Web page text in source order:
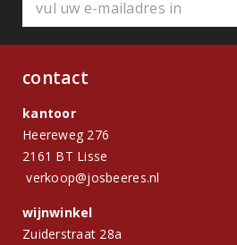
contact
kantoor
Heereweg 276
2161 BT Lisse
verkoop@josbeeres.nl
wijnwinkel
Zuiderstraat 28a